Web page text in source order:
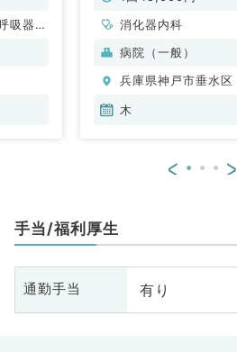
吸器内
消化器内科
病院（一般）
兵庫県神戸市垂水区
木
< >
手当/福利厚生
通勤手当 有り